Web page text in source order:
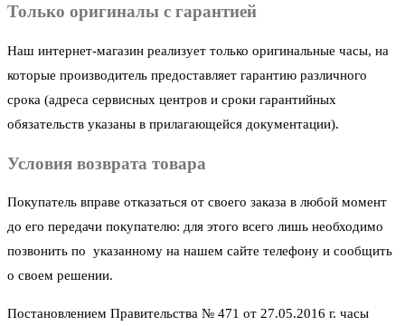
Только оригиналы с гарантией
Наш интернет-магазин реализует только оригинальные часы, на
которые производитель предоставляет гарантию различного
срока (адреса сервисных центров и сроки гарантийных
обязательств указаны в прилагающейся документации).
Условия возврата товара
Покупатель вправе отказаться от своего заказа в любой момент
до его передачи покупателю: для этого всего лишь необходимо
позвонить по указанному на нашем сайте телефону и сообщить
о своем решении.
Постановлением Правительства № 471 от 27.05.2016 г. часы